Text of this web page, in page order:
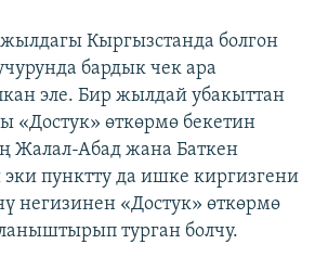
Кыргызстанда болгон
бардык чек ара
эле. Бир жылдай убакыттан
«Достук» өткөрмө бекетин
Жалал-Абад жана Баткен
эки пунктту да ишке киргизгени
негизинен «Достук» өткөрмө
турган болчу.